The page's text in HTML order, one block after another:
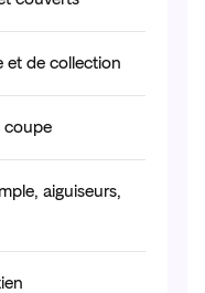
et de collection
coupe
aiguiseurs,